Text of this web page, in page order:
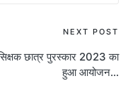
NEXT POST
छात्र पुरस्कार 2023 का
हुआ आयोजन…